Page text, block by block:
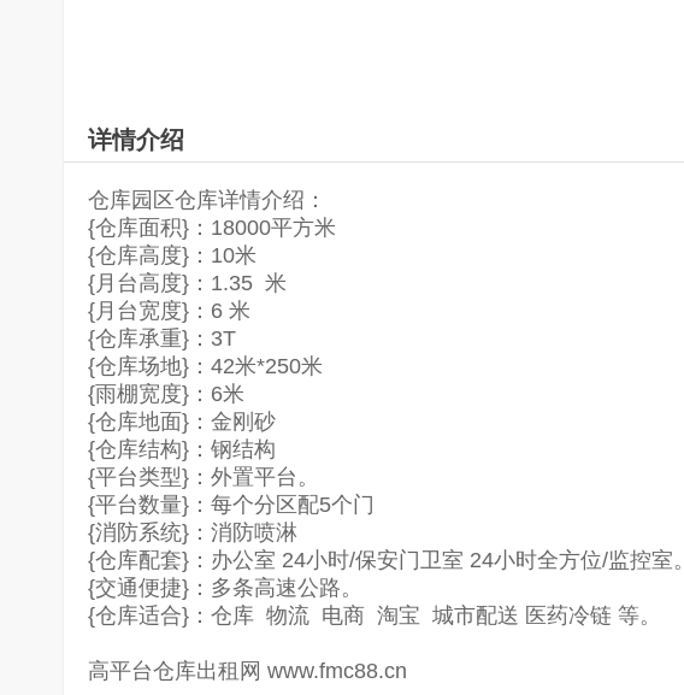
详情介绍
仓库园区仓库详情介绍：
{仓库面积}：18000平方米
{仓库高度}：10米
{月台高度}：1.35 米
{月台宽度}：6 米
{仓库承重}：3T
{仓库场地}：42米*250米
{雨棚宽度}：6米
{仓库地面}：金刚砂
{仓库结构}：钢结构
{平台类型}：外置平台。
{平台数量}：每个分区配5个门
{消防系统}：消防喷淋
{仓库配套}：办公室 24小时/保安门卫室 24小时全方位/监控室。
{交通便捷}：多条高速公路。
{仓库适合}：仓库 物流 电商 淘宝 城市配送 医药冷链 等。
高平台仓库出租网 www.fmc88.cn